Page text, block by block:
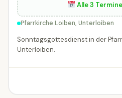
Alle 3
Pfarrkirche Loiben, Unterloiben
Sonntagsgottesdienst in der
Unterloiben.